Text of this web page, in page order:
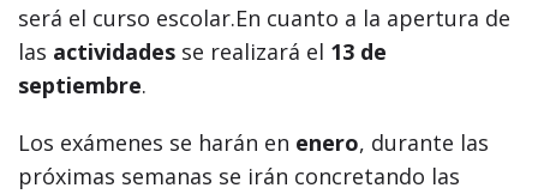
será el curso escolar.En cuanto a la apertura de
las actividades se realizará el 13 de
septiembre.
Los exámenes se harán en enero, durante las
próximas semanas se irán concretando las